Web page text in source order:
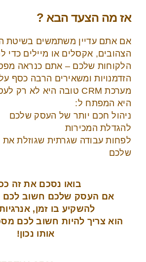
אז מה הצעד הבא ?
אם אתם עדיין משתמשים בשיטת
הצהובים, אקסלים או מיילים כדי
הלקוחות שלכם – אתם כנראה
הזדמנויות ומשאירים הרבה כסף
מערכת CRM טובה היא לא רק לעסקים גדולים.
היא המפתח ל:
ניהול חכם יותר של העסק שלכם
להגדלת המכירות
לפחות עבודה שגרתית שגוזלת את
שלכם
בואו נסכם את זה
אם העסק שלכם חשוב לכם
להשקיע בו זמן,
הוא צריך להיות חשוב לכם
אותו נכון!